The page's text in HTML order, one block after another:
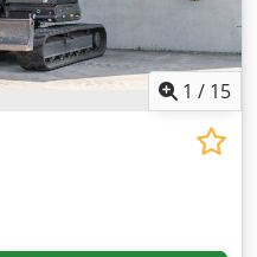
1 / 15